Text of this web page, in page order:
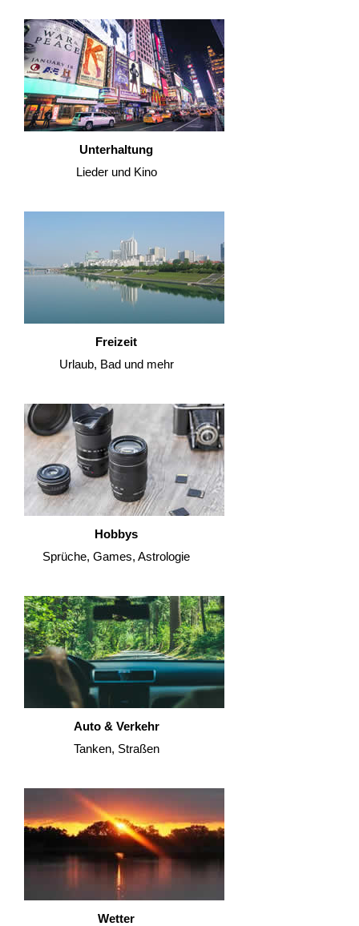
Unterhaltung
Lieder und Kino
Freizeit
Urlaub, Bad und mehr
Hobbys
Sprüche, Games, Astrologie
Auto & Verkehr
Tanken, Straßen
Wetter